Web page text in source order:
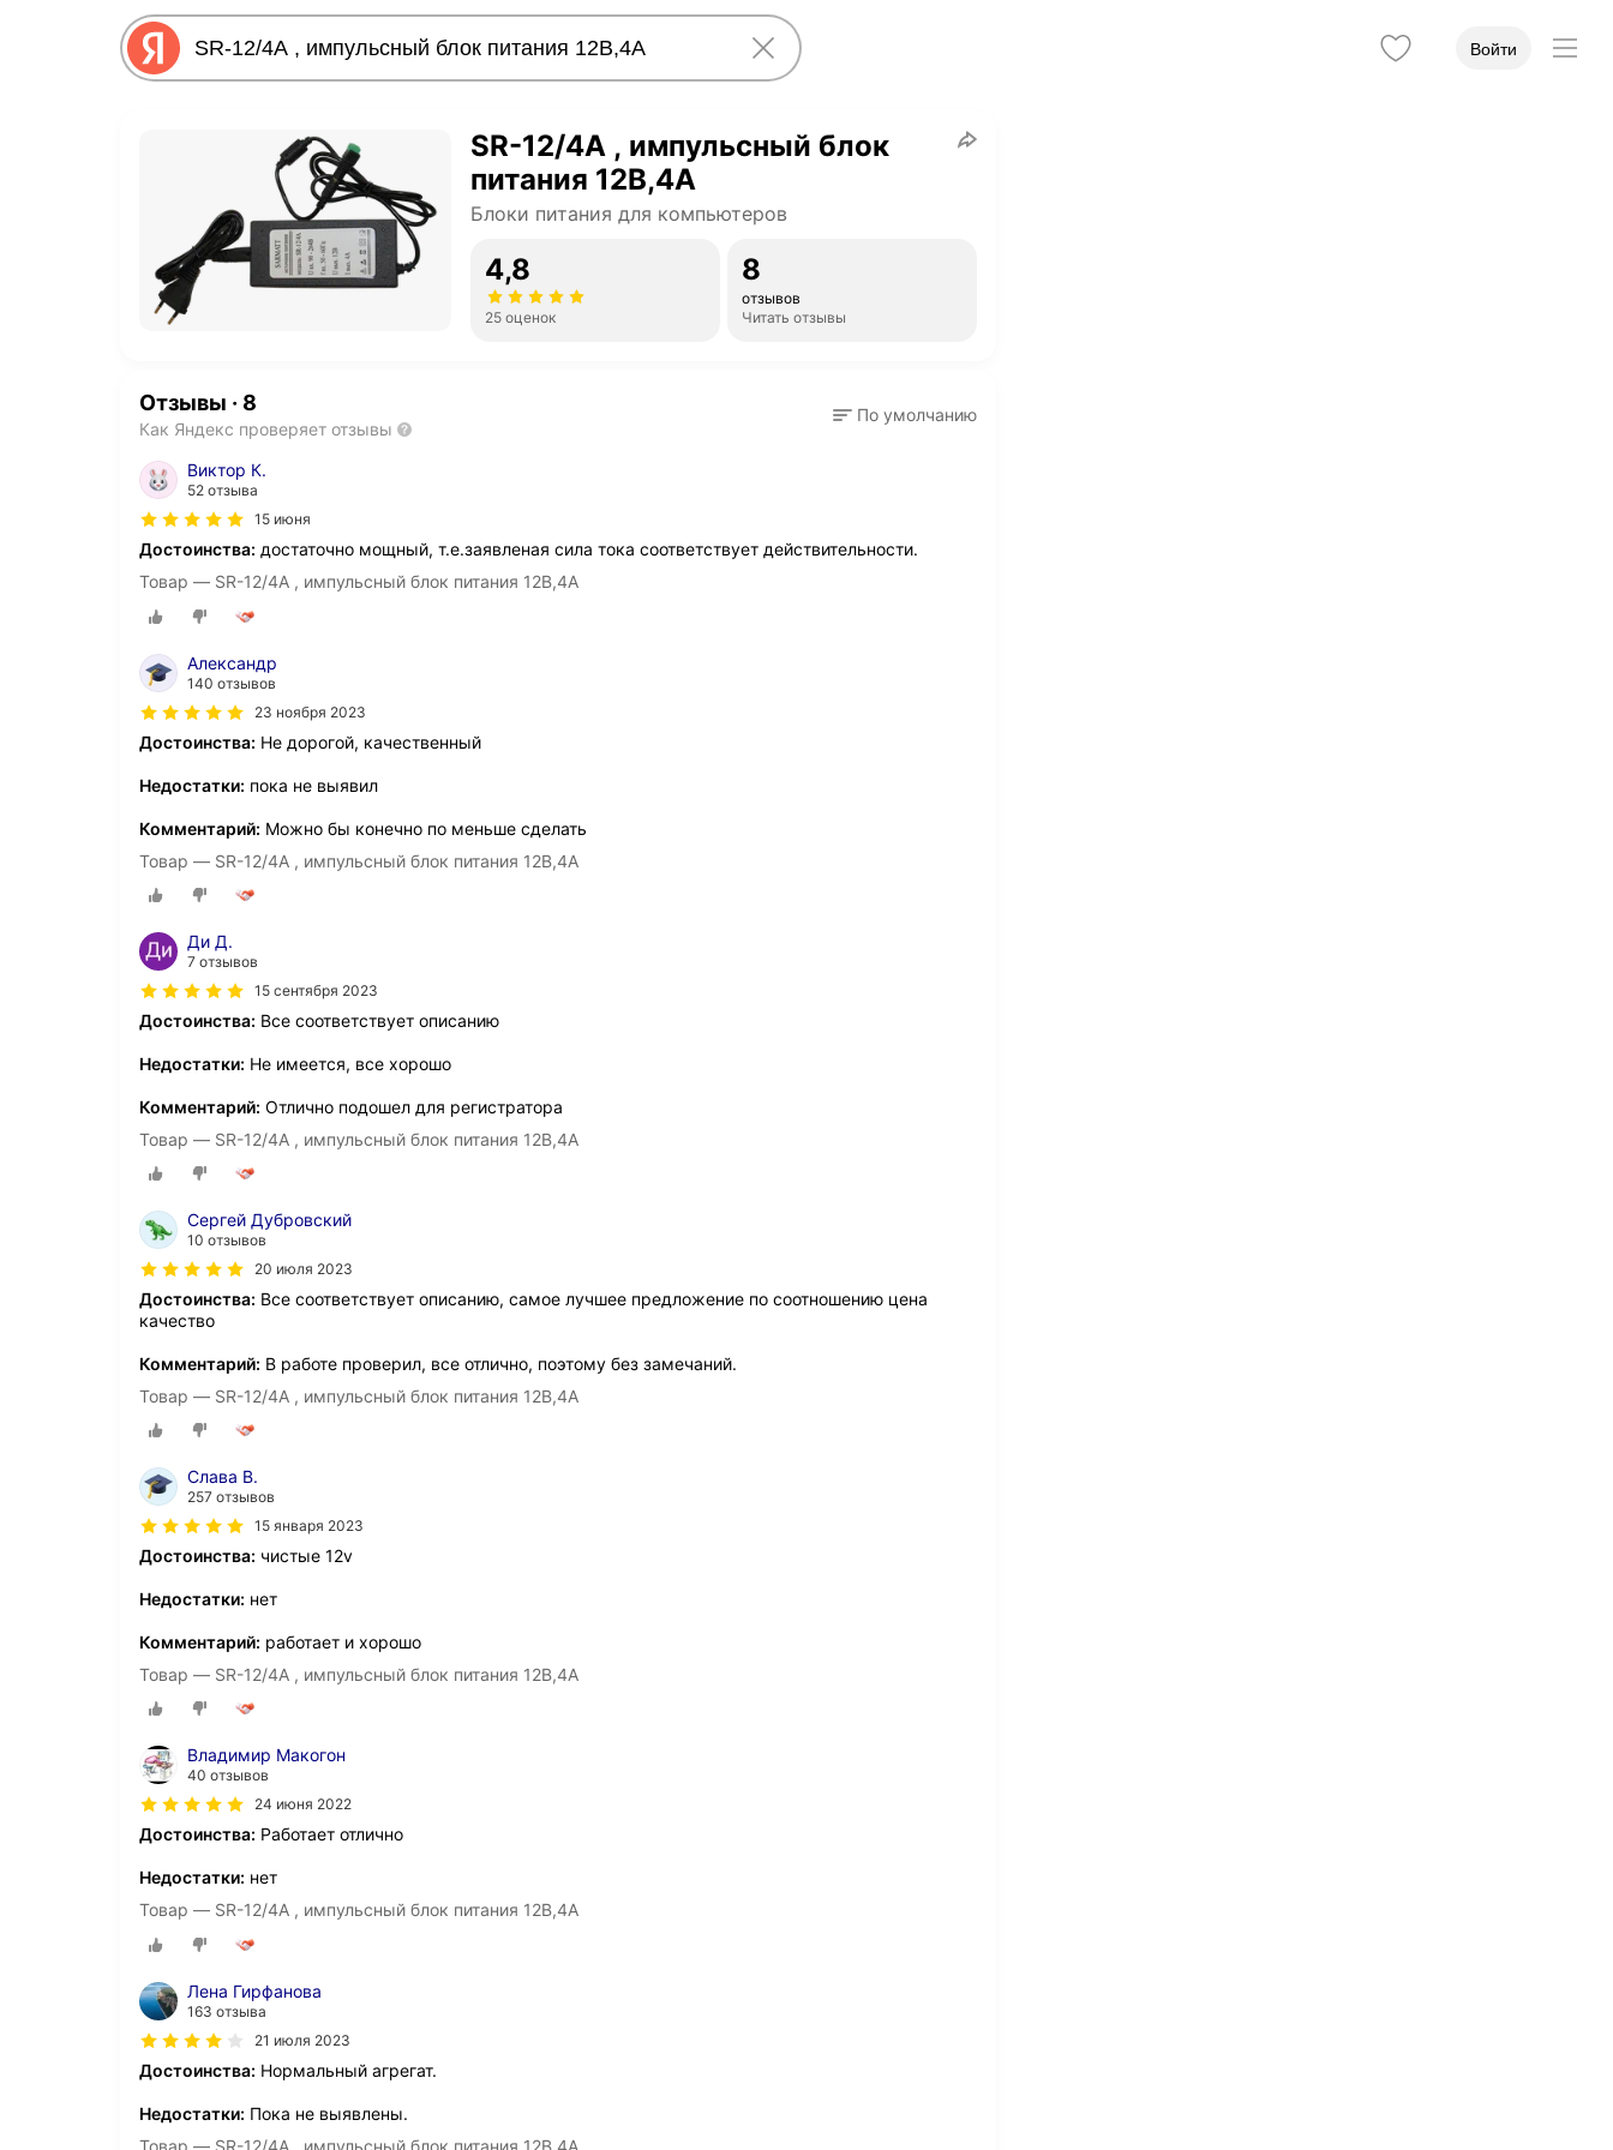
Войти
SR-12/4A , импульсный блок
питания 12В,4А
Блоки питания для компьютеров
4,8
25 оценок
8
отзывов
Читать отзывы
Отзывы · 8
Как Яндекс проверяет отзывы
По умолчанию
Виктор К.
52 отзыва
15 июня
Достоинства: достаточно мощный, т.е.заявленая сила тока соответствует действительности.
Товар — SR-12/4A , импульсный блок питания 12В,4А
Александр
140 отзывов
23 ноября 2023
Достоинства: Не дорогой, качественный
Недостатки: пока не выявил
Комментарий: Можно бы конечно по меньше сделать
Товар — SR-12/4A , импульсный блок питания 12В,4А
Ди Д.
7 отзывов
15 сентября 2023
Достоинства: Все соответствует описанию
Недостатки: Не имеется, все хорошо
Комментарий: Отлично подошел для регистратора
Товар — SR-12/4A , импульсный блок питания 12В,4А
Сергей Дубровский
10 отзывов
20 июля 2023
Достоинства: Все соответствует описанию, самое лучшее предложение по соотношению цена
качество
Комментарий: В работе проверил, все отлично, поэтому без замечаний.
Товар — SR-12/4A , импульсный блок питания 12В,4А
Слава В.
257 отзывов
15 января 2023
Достоинства: чистые 12v
Недостатки: нет
Комментарий: работает и хорошо
Товар — SR-12/4A , импульсный блок питания 12В,4А
Владимир Макогон
40 отзывов
24 июня 2022
Достоинства: Работает отлично
Недостатки: нет
Товар — SR-12/4A , импульсный блок питания 12В,4А
Лена Гирфанова
163 отзыва
21 июля 2023
Достоинства: Нормальный агрегат.
Недостатки: Пока не выявлены.
Товар — SR-12/4A , импульсный блок питания 12В,4А